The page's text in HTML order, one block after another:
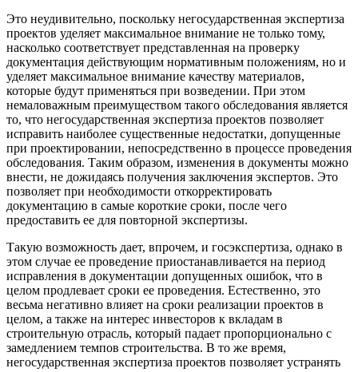
Это неудивительно, поскольку негосударственная экспертиза
проектов уделяет максимальное внимание не только тому,
насколько соответствует представленная на проверку
документация действующим нормативным положениям, но и
уделяет максимальное внимание качеству материалов,
которые будут применяться при возведении. При этом
немаловажным преимуществом такого обследования является
то, что негосударственная экспертиза проектов позволяет
исправить наиболее существенные недостатки, допущенные
при проектировании, непосредственно в процессе проведения
обследования. Таким образом, изменения в документы можно
внести, не дожидаясь получения заключения экспертов. Это
позволяет при необходимости откорректировать
документацию в самые короткие сроки, после чего
предоставить ее для повторной экспертизы.
Такую возможность дает, впрочем, и госэкспертиза, однако в
этом случае ее проведение приостанавливается на период
исправления в документации допущенных ошибок, что в
целом продлевает сроки ее проведения. Естественно, это
весьма негативно влияет на сроки реализации проектов в
целом, а также на интерес инвесторов к вкладам в
строительную отрасль, который падает пропорционально с
замедлением темпов строительства. В то же время,
негосударственная экспертиза проектов позволяет устранять